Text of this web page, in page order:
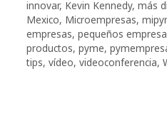
innovar, Kevin Kennedy, más
Mexico, Microempresas,
empresas, pequeños
productos, pyme,
tips, vídeo, videoconferencia,